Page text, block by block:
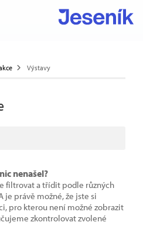
Výstavy
nenašel?
filtrovat a třídit podle různých
je právě možné, že jste si
pro kterou není možné zobrazit
zkontrolovat zvolené